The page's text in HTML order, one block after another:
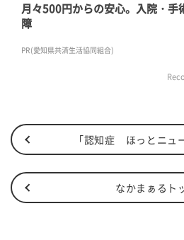
月々500円からの安心。入院・手
障
PR(愛知県共済生活協同組合)
「認知症 ほっとニュ
なかまぁるト